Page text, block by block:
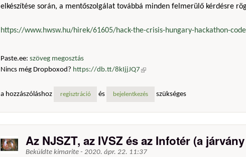
elkészítése során, a mentőszolgálat továbbá minden felmerülő kérdésre
https://www.hwsw.hu/hirek/61605/hack-the-crisis-hungary-hackathon-
Paste.ee: szöveg megosztás
Nincs még Dropboxod? https://db.tt/8kIjjJQ7 (külső hivatkozás)
a hozzászóláshoz regisztráció és bejelentkezés szükséges
Az NJSZT, az IVSZ és az Infotér (a
Beküldte kimarite - 2020. ápr. 22. 11:37